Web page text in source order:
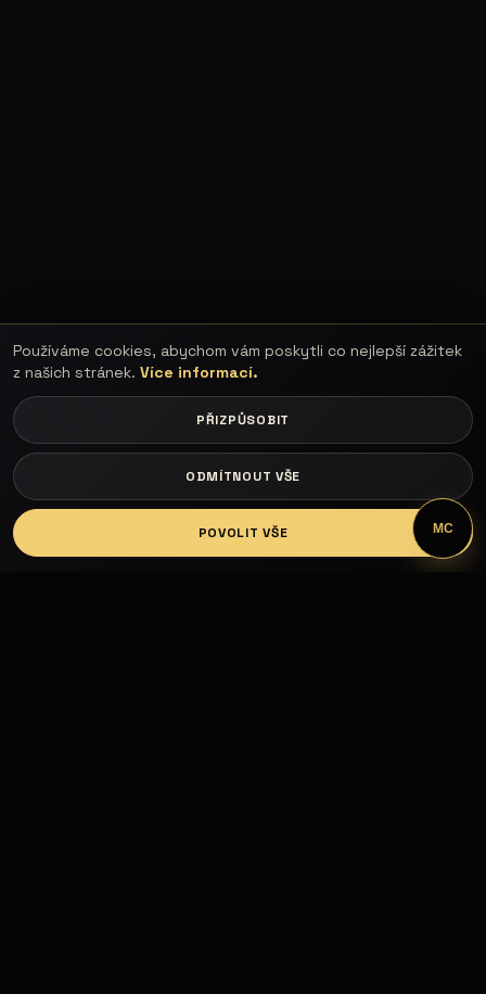
LOGIN
Používáme cookies, abychom vám poskytli co nejlepší zážitek
z našich stránek. Více informací.
PŘIZPŮSOBIT
ODMÍTNOUT VŠE
POVOLIT VŠE MC